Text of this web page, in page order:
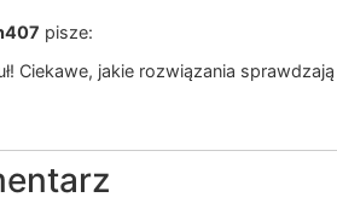
pisze:
Ciekawe, jakie rozwiązania